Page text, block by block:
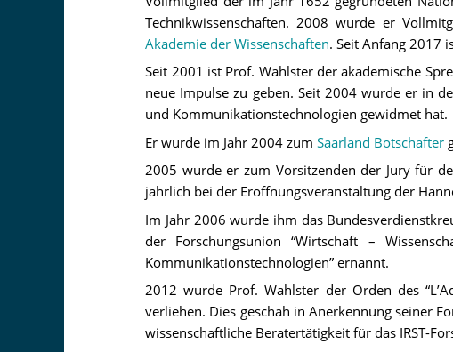
Technikwissenschaften. 2008 wurde er
Akademie der Wissenschaften. Seit Anfang 2017
Seit 2001 ist Prof. Wahlster der akademische
neue Impulse zu geben. Seit 2004 wurde er in
und Kommunikationstechnologien gewidmet hat.
Er wurde im Jahr 2004 zumSaarland Botschafter
2005 wurde er zum Vorsitzenden der Jury für
jährlich bei der Eröffnungsveranstaltung der
Im Jahr 2006 wurde ihm das
der Forschungsunion “Wirtschaft –
Kommunikationstechnologien” ernannt.
2012 wurde Prof. Wahlster der Orden des
verliehen. Dies geschah in Anerkennung seiner
wissenschaftliche Beratertätigkeit für das IRST-